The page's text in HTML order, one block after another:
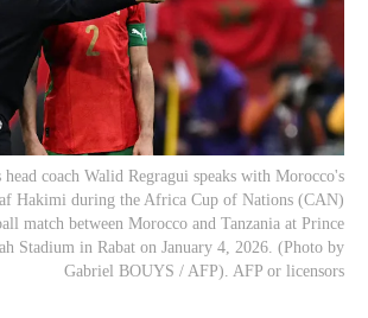
coach Walid Regragui speaks with Morocco's
Hakimi during the Africa Cup of Nations (CAN)
match between Morocco and Tanzania at Prince
Stadium in Rabat on January 4, 2026. (Photo by
Gabriel BOUYS / AFP). AFP or licensors